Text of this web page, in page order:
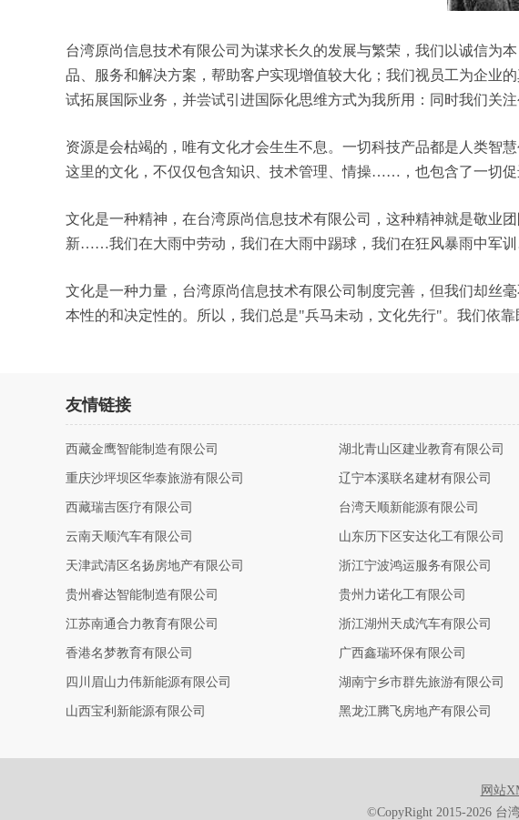
台湾原尚信息技术有限公司为谋求长久的发展与繁荣，我们以诚信为
品、服务和解决方案，帮助客户实现增值较大化；我们视员工为企业
试拓展国际业务，并尝试引进国际化思维方式为我所用：同时我们关
资源是会枯竭的，唯有文化才会生生不息。一切科技产品都是人类智
这里的文化，不仅仅包含知识、技术管理、情操……，也包含了一切促
文化是一种精神，在台湾原尚信息技术有限公司，这种精神就是敬业
新……我们在大雨中劳动，我们在大雨中踢球，我们在狂风暴雨中军
文化是一种力量，台湾原尚信息技术有限公司制度完善，但我们却丝
本性的和决定性的。所以，我们总是"兵马未动，文化先行"。我们依
友情链接
西藏金鹰智能制造有限公司 湖北青山区建业教育有限公司
重庆沙坪坝区华泰旅游有限公司 辽宁本溪联名建材有限公司
西藏瑞吉医疗有限公司 台湾天顺新能源有限公司
云南天顺汽车有限公司 山东历下区安达化工有限公司
天津武清区名扬房地产有限公司 浙江宁波鸿运服务有限公司
贵州睿达智能制造有限公司 贵州力诺化工有限公司
江苏南通合力教育有限公司 浙江湖州天成汽车有限公司
香港名梦教育有限公司 广西鑫瑞环保有限公司
四川眉山力伟新能源有限公司 湖南宁乡市群先旅游有限公司
山西宝利新能源有限公司 黑龙江腾飞房地产有限公司
网站
©CopyRight 2015-2026 台